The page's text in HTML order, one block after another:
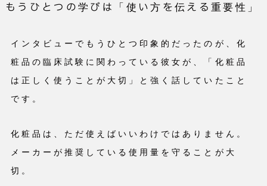
もうひとつの学びは「使い方を伝える重要性」
インタビューでもうひとつ印象的だったのが、化
粧品の臨床試験に関わっている彼女が、「化粧品
は正しく使うことが大切」と強く話していたこと
です。
化粧品は、ただ使えばいいわけではありません。
メーカーが推奨している使用量を守ることが大
切。